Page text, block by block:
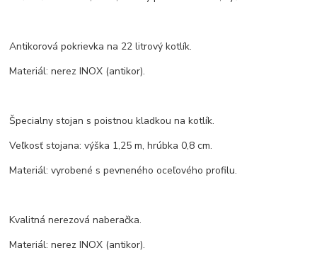
Antikorová pokrievka na 22 litrový kotlík.
Materiál: nerez INOX (antikor).
Špecialny stojan s poistnou kladkou na kotlík.
Veľkosť stojana: výška 1,25 m, hrúbka 0,8 cm.
Materiál: vyrobené s pevneného oceľového profilu.
Kvalitná nerezová naberačka.
Materiál: nerez INOX (antikor).